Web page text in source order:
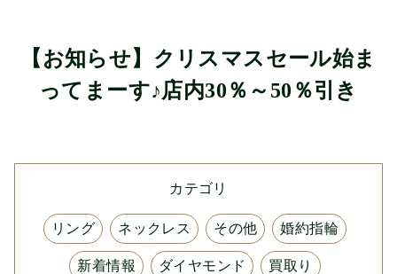
【お知らせ】クリスマスセール始ま
ってまーす♪店内30％～50％引き
カテゴリ
リング ネックレス その他 婚約指輪
新着情報 ダイヤモンド 買取り